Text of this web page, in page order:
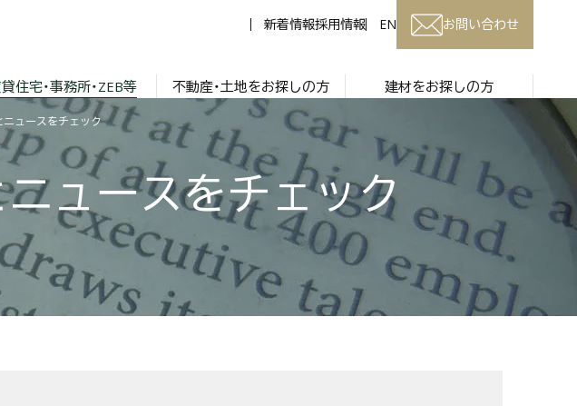
新着情報採用情報 EN お問い合わせ
住宅・事務所・ZEB等 不動産・土地をお探しの方 建材をお探しの方
ュースをチェック
ュースをチェック